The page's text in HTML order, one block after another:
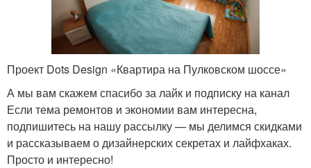
Проект Dots Design «Квартира на Пулковском шоссе»
А мы вам скажем спасибо за лайк и подписку на канал
Если тема ремонтов и экономии вам интересна,
подпишитесь на нашу рассылку — мы делимся скидками
и рассказываем о дизайнерских секретах и лайфхаках.
Просто и интересно!